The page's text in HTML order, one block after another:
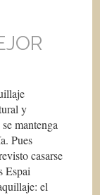
y
mantenga
Pues
casarse
Espai
el